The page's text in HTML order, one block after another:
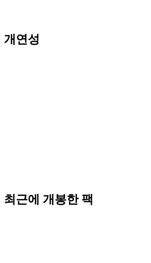
개연성
최근에 개봉한 팩